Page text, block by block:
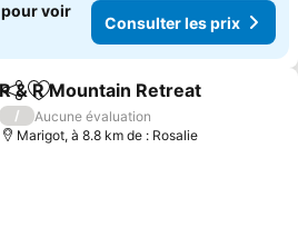
pour voir
Consulter les prix
PartagerAjouter à mes favoris
R & R Mountain Retreat
/
Aucune évaluation
Marigot, à 8.8 km de : Rosalie